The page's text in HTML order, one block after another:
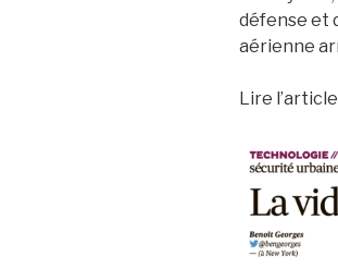
défense et
aérienne
Lire